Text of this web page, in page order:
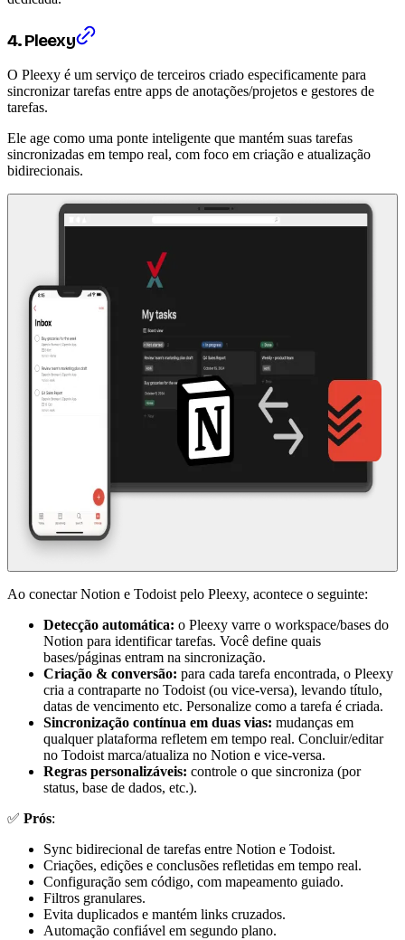
4. Pleexy
O Pleexy é um serviço de terceiros criado especificamente para
sincronizar tarefas entre apps de anotações/projetos e gestores de
tarefas.
Ele age como uma ponte inteligente que mantém suas tarefas
sincronizadas em tempo real, com foco em criação e atualização
bidirecionais.
Ao conectar Notion e Todoist pelo Pleexy, acontece o seguinte:
Detecção automática: o Pleexy varre o workspace/bases do
Notion para identificar tarefas. Você define quais
bases/páginas entram na sincronização.
Criação & conversão: para cada tarefa encontrada, o Pleexy
cria a contraparte no Todoist (ou vice-versa), levando título,
datas de vencimento etc. Personalize como a tarefa é criada.
Sincronização contínua em duas vias: mudanças em
qualquer plataforma refletem em tempo real. Concluir/editar
no Todoist marca/atualiza no Notion e vice-versa.
Regras personalizáveis: controle o que sincroniza (por
status, base de dados, etc.).
✅ Prós:
Sync bidirecional de tarefas entre Notion e Todoist.
Criações, edições e conclusões refletidas em tempo real.
Configuração sem código, com mapeamento guiado.
Filtros granulares.
Evita duplicados e mantém links cruzados.
Automação confiável em segundo plano.